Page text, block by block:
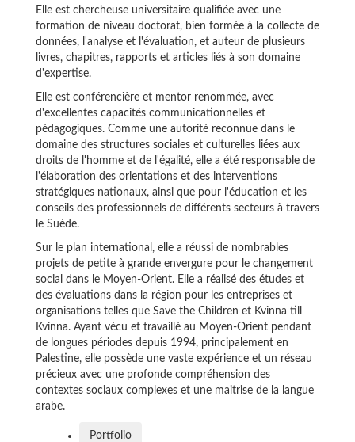
Elle est chercheuse universitaire qualifiée avec une
formation de niveau doctorat, bien formée à la collecte de
données, l'analyse et l'évaluation, et auteur de plusieurs
livres, chapitres, rapports et articles liés à son domaine
d'expertise.
Elle est conférencière et mentor renommée, avec
d'excellentes capacités communicationnelles et
pédagogiques. Comme une autorité reconnue dans le
domaine des structures sociales et culturelles liées aux
droits de l'homme et de l'égalité, elle a été responsable de
l'élaboration des orientations et des interventions
stratégiques nationaux, ainsi que pour l'éducation et les
conseils des professionnels de différents secteurs à travers
le Suède.
Sur le plan international, elle a réussi de nombrables
projets de petite à grande envergure pour le changement
social dans le Moyen-Orient. Elle a réalisé des études et
des évaluations dans la région pour les entreprises et
organisations telles que Save the Children et Kvinna till
Kvinna. Ayant vécu et travaillé au Moyen-Orient pendant
de longues périodes depuis 1994, principalement en
Palestine, elle possède une vaste expérience et un réseau
précieux avec une profonde compréhension des
contextes sociaux complexes et une maitrise de la langue
arabe.
Portfolio